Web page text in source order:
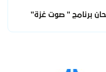
برنامج " صوت غزة"